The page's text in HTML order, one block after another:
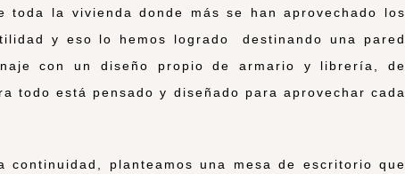
toda la vivienda donde más se han aprovechado los
y eso lo hemos logrado destinando una pared
con un diseño propio de armario y librería, de
todo está pensado y diseñado para aprovechar cada
continuidad, planteamos una mesa de escritorio que